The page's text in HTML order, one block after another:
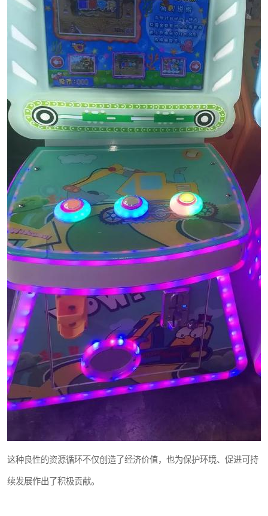
这种良性的资源循环不仅创造了经济价值，也为保护环境、促进可持
续发展作出了积极贡献。